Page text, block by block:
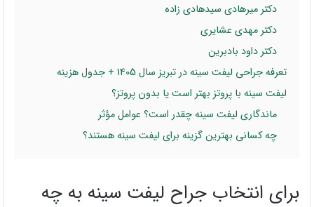
دکتر میرهادی سیدهادی زاده
دکتر مهدی عشایری
دکتر داود بادبرین
تعرفه جراحی لیفت سینه در تبریز سال 1405 + جدول هزینه
لیفت سینه با پروتز بهتر است یا بدون پروتز؟
ماندگاری لیفت سینه چقدر است؟ عوامل مؤثر
چه کسانی بهترین گزینه برای لیفت سینه هستند؟
برای انتخاب جراح لیفت سینه به چه